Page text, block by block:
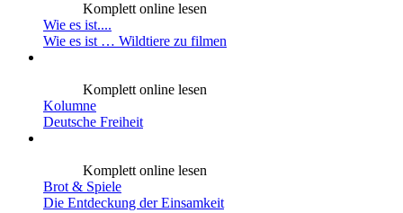
Komplett online lesen
Wie es ist....
Wie es ist … Wildtiere zu filmen
Komplett online lesen
Kolumne
Deutsche Freiheit
Komplett online lesen
Brot & Spiele
Die Entdeckung der Einsamkeit